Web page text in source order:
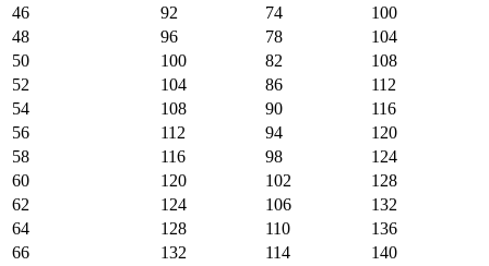
46
92 74
100
48
96 78
104
50
100 82
108
52
104 86
112
54
108 90
116
56
112 94
120
58
116 98
124
60
120 102
128
62
124 106
132
64
128 110
136
66
132 114
140